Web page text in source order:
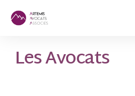
Les Avocats